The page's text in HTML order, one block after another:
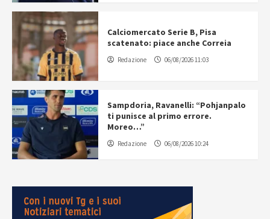
Calciomercato Serie B, Pisa
scatenato: piace anche Correia
Redazione 06/08/2026 11:03
Sampdoria, Ravanelli: “Pohjanpalo
ti punisce al primo errore.
Moreo…”
Redazione 06/08/2026 10:24